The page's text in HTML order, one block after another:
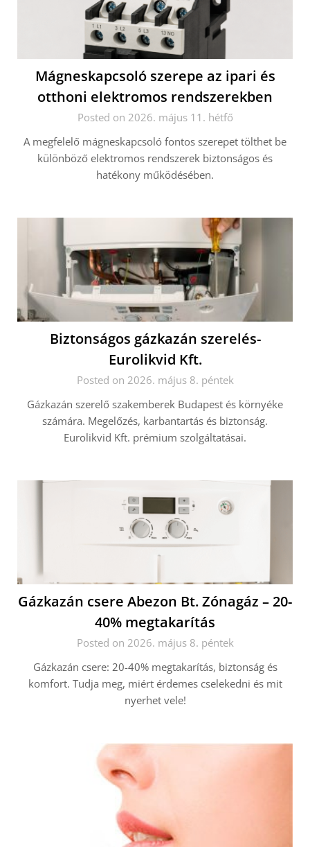
Mágneskapcsoló szerepe az ipari és
otthoni elektromos rendszerekben
Posted on 2026. május 11. hétfő
A megfelelő mágneskapcsoló fontos szerepet tölthet be
különböző elektromos rendszerek biztonságos és
hatékony működésében.
Biztonságos gázkazán szerelés-
Eurolikvid Kft.
Posted on 2026. május 8. péntek
Gázkazán szerelő szakemberek Budapest és környéke
számára. Megelőzés, karbantartás és biztonság.
Eurolikvid Kft. prémium szolgáltatásai.
Gázkazán csere Abezon Bt. Zónagáz – 20-
40% megtakarítás
Posted on 2026. május 8. péntek
Gázkazán csere: 20-40% megtakarítás, biztonság és
komfort. Tudja meg, miért érdemes cselekedni és mit
nyerhet vele!